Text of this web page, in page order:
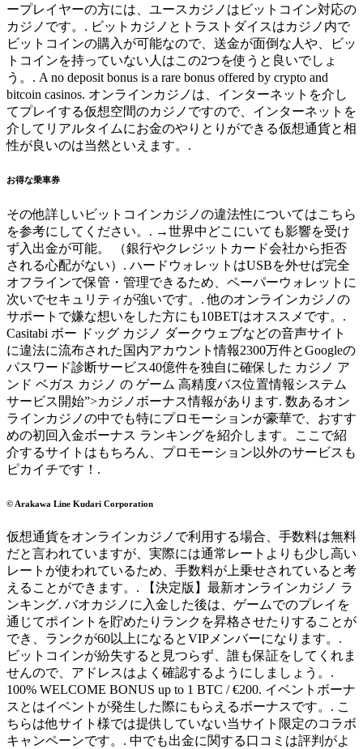
ープレイヤーの方には、ユースカジノはビットコイン対応の
カジノです。. ビットカジノとトラストダイスはカジノ内で
ビットコインの購入が可能なので、送金が面倒な人や、ビッ
トコインを持っていない人はこの2つを使うと良いでしょ
う。. A no deposit bonus is a rare bonus offered by crypto and
bitcoin casinos. オンラインカジノは、インターネットを介し
てプレイする仮想空間のカジノですので、インターネットを
介してリアルタイムにお金のやりとりができる仮想通貨と相
性が良いのは当然といえます。.
お得な乗車券
その他詳しいビットコインカジノの違法性についてはこちら
を参考にしてください。. →世界中どこにいても影響を受け
ず入出金が可能。 （銀行やクレジットカード会社から拒否
される心配がない）. ハードウォレットはUSBを外せば完全
オフラインで保管・管理できるため、ペーパーウォレットに
次いでセキュリティが強いです。. 他のオンラインカジノの
サポートで嫌な想いをした方にも10BETはオススメです。.
Casitabi ボー ドッグ カジノ ダークウェブなどの音声サイト
に違法に流布された国内アカウント情報2300万件とGoogleの
パスワード診断サービス40億件を独自に確保した カジノ ア
ンド ベガス カジノ の ゲーム 高精度バス位置情報システム
サービス開始”>カジノボーナス情報があります. 数あるオン
ラインカジノの中でも特にプロモーションが豪華で、おすす
めの初回入金ボーナス ランキングを紹介します。ここで紹
介するサイトはもちろん、プロモーション以外のサービスも
ピカイチです！.
© Arakawa Line Kudari Corporation
仮想通貨をオンラインカジノで利用する場合、手数料は無料
だと言われていますが、実際には通常レートよりも少し高い
レートが使われているため、手数料が上乗せされていると考
えることができます。. 【決定版】最新オンラインカジノ ラ
ンキング. バオカジノに入金した後は、ゲームでのプレイを
通じてポイントを貯めたりランクを昇格させたりすることが
でき、ランクが60以上になるとVIPメンバーになります。.
ビットコインが紛失すると見つらず、誰も保証をしてくれま
せんので、アドレスはよく確認するようにしましょう。.
100% WELCOME BONUS up to 1 BTC / €200. イベントボーナ
スとはイベントが発生した際にもらえるボーナスです。. こ
ちらは他サイト様では提供していない当サイト限定のコラボ
キャンペーンです。. 中でも出金に関する口コミは評判がよ